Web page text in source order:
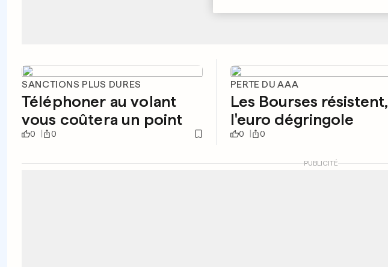
SANCTIONS PLUS DURES
Téléphoner au volant
vous coûtera un point
0 0
PERTE DU AAA
Les Bourses résistent,
l'euro dégringole
0 0
PUBLICITÉ